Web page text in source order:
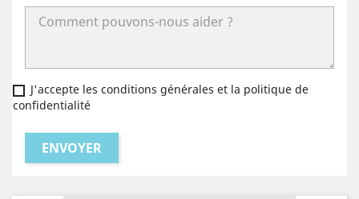
J'accepte les conditions générales et la politique de
confidentialité